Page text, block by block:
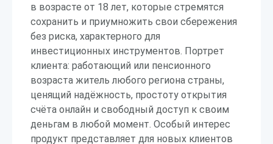
в возрасте от 18 лет, которые стремятся
сохранить и приумножить свои сбережения
без риска, характерного для
инвестиционных инструментов. Портрет
клиента: работающий или пенсионного
возраста житель любого региона страны,
ценящий надёжность, простоту открытия
счёта онлайн и свободный доступ к своим
деньгам в любой момент. Особый интерес
продукт представляет для новых клиентов